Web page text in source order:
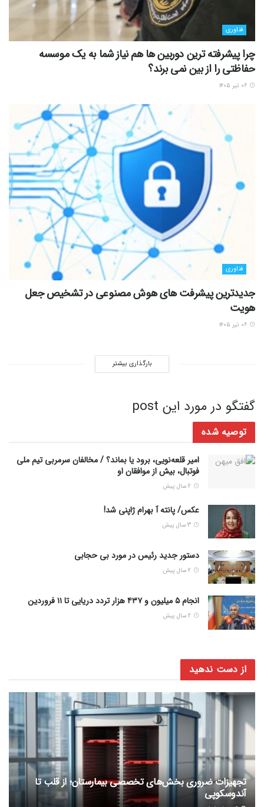
فناوری
چرا پیشرفته ترین دوربین ها هم نیاز شما به یک موسسه
حفاظتی را از بین نمی برند؟
فناوری
جدیدترین پیشرفت های هوش مصنوعی در تشخیص جعل
هویت
بارگذاری بیشتر
گفتگو در مورد این post
توصیه شده
امیر قلعه‌نویی، برود یا بماند؟ / مخالفان سرمربی تیم ملی
فوتبال، بیش از موافقان او
عکس/ پانته آ بهرام ژاپنی شد!
دستور جدید رئیس در مورد بی حجابی
انجام ۵ میلیون و ۴۳۷ هزار تردد دریایی تا ۱۱ فروردین
از دست ندهید
تجهیزات ضروری بخش‌های تخصصی بیمارستان؛ از قلب تا
آندوسکوپی